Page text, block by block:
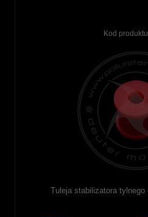
Kod
Tuleja stabilizatora tylnego